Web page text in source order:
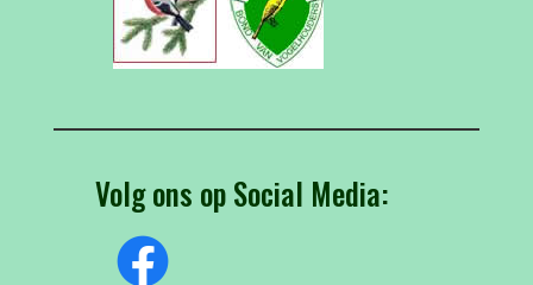
Volg ons op Social Media: